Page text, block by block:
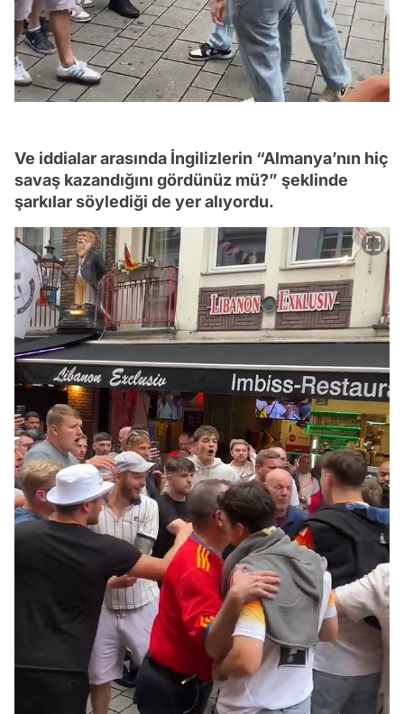
Ve iddialar arasında İngilizlerin “Almanya’nın hiç
savaş kazandığını gördünüz mü?” şeklinde
şarkılar söylediği de yer alıyordu.